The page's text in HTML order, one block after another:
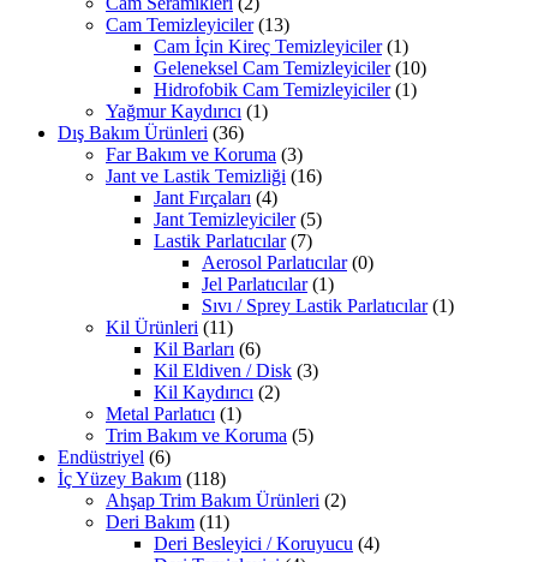
Cam Temizleyiciler (13)
Cam İçin Kireç Temizleyiciler (1)
Geleneksel Cam Temizleyiciler (10)
Hidrofobik Cam Temizleyiciler (1)
Yağmur Kaydırıcı (1)
Dış Bakım Ürünleri (36)
Far Bakım ve Koruma (3)
Jant ve Lastik Temizliği (16)
Jant Fırçaları (4)
Jant Temizleyiciler (5)
Lastik Parlatıcılar (7)
Aerosol Parlatıcılar (0)
Jel Parlatıcılar (1)
Sıvı / Sprey Lastik Parlatıcılar (1)
Kil Ürünleri (11)
Kil Barları (6)
Kil Eldiven / Disk (3)
Kil Kaydırıcı (2)
Metal Parlatıcı (1)
Trim Bakım ve Koruma (5)
Endüstriyel (6)
İç Yüzey Bakım (118)
Ahşap Trim Bakım Ürünleri (2)
Deri Bakım (11)
Deri Besleyici / Koruyucu (4)